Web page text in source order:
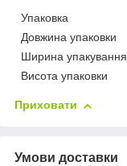
Упаковка
Довжина упаковки
Ширина упакування
Висота упаковки
Приховати
Умови доставки